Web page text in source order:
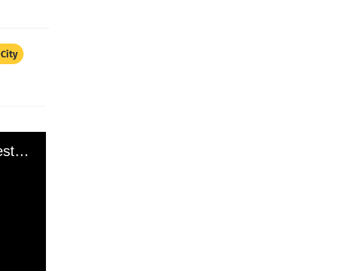
Wayne Rooney recibe reconocimiento del Manchester United